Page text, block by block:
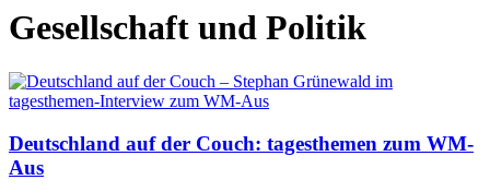
Gesellschaft und Politik
Deutschland auf der Couch: tagesthemen zum WM-
Aus